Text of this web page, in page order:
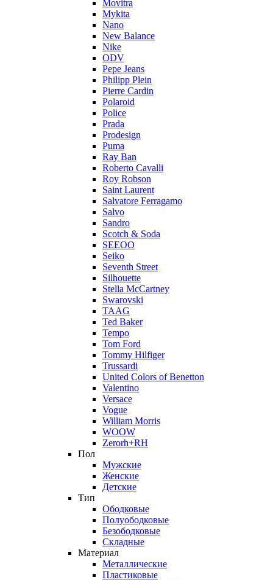
Movitra
Mykita
Nano
New Balance
Nike
ODV
Pepe Jeans
Philipp Plein
Pierre Cardin
Polaroid
Police
Prada
Prodesign
Puma
Ray Ban
Roberto Cavalli
Roy Robson
Saint Laurent
Salvatore Ferragamo
Salvo
Sandro
Scotch & Soda
SEEOO
Seiko
Seventh Street
Silhouette
Stella McCartney
Swarovski
TAAG
Ted Baker
Tempo
Tom Ford
Tommy Hilfiger
Trussardi
United Colors of Benetton
Valentino
Versace
Vogue
William Morris
WOOW
Zerorh+RH
Пол
Мужские
Женские
Детские
Тип
Ободковые
Полуободковые
Безободковые
Складные
Материал
Металлические
Пластиковые